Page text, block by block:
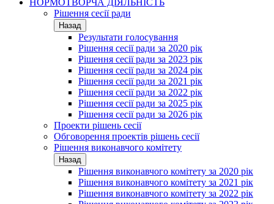
НОРМОТВОРЧА ДІЯЛЬНІСТЬ
Рішення сесії ради
Назад
Результати голосування
Рішення сесії ради за 2020 рік
Рішення сесії ради за 2023 рік
Рішення сесії ради за 2024 рік
Рішення сесії ради за 2021 рік
Рішення сесії ради за 2022 рік
Рішення сесії ради за 2025 рік
Рішення сесії ради за 2026 рік
Проекти рішень сесії
Обговорення проектів рішень сесії
Рішення виконавчого комітету
Назад
Рішення виконавчого комітету за 2020 рік
Рішення виконавчого комітету за 2021 рік
Рішення виконавчого комітету за 2022 рік